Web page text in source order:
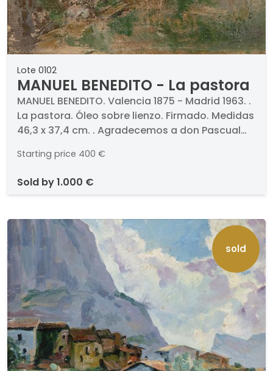
Lote 0102
MANUEL BENEDITO - La pastora
MANUEL BENEDITO. Valencia 1875 - Madrid 1963. .
La pastora. Óleo sobre lienzo. Firmado. Medidas
46,3 x 37,4 cm. . Agradecemos a don Pascual
Benedito su ayuda en la catalogación de esta
Starting price 400 €
sold by1.000 €
sold